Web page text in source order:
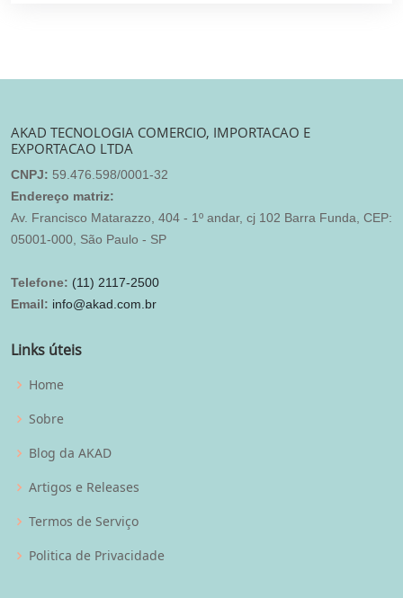
AKAD TECNOLOGIA COMERCIO, IMPORTACAO E
EXPORTACAO LTDA
CNPJ: 59.476.598/0001-32
Endereço matriz:
Av. Francisco Matarazzo, 404 - 1º andar, cj 102 Barra Funda, CEP:
05001-000, São Paulo - SP
Telefone: (11) 2117-2500
Email: info@akad.com.br
Links úteis
Home
Sobre
Blog da AKAD
Artigos e Releases
Termos de Serviço
Politica de Privacidade